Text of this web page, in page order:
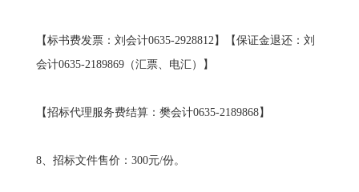
【标书费发票：刘会计0635-2928812】【保证金退还：刘
会计0635-2189869（汇票、电汇）】
【招标代理服务费结算：樊会计0635-2189868】
8、招标文件售价：300元/份。